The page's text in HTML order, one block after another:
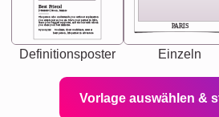
Best Friend
[<NAME>] Noun, feminie
Synonyms: Soulmate, closet confidante, sister at
heart person, life partner in adventure.
The person who understands you without explanation
you accepts just as you are. She's your partner in life's,
chaos your biggest supporter, and the one with whom
you share your best memories.
Definitionsposter
PARIS
Einzeln
Vorlage auswählen &